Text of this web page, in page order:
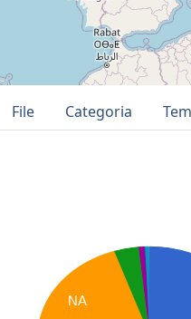
File Categoria
NA